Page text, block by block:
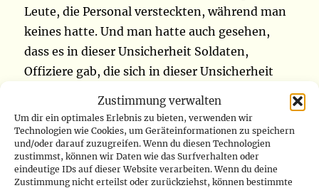
Zustimmung verwalten
Um dir ein optimales Erlebnis zu bieten, verwenden wir
Technologien wie Cookies, um Geräteinformationen zu speichern
und/oder darauf zuzugreifen. Wenn du diesen Technologien
zustimmst, können wir Daten wie das Surfverhalten oder
eindeutige IDs auf dieser Website verarbeiten. Wenn du deine
Zustimmung nicht erteilst oder zurückziehst, können bestimmte
Leute, die Personal versteckten, während man
keines hatte. Und man hatte auch gesehen,
dass es in dieser Unsicherheit Soldaten,
Offiziere gab, die sich in dieser Unsicherheit
gesagt“, behauptete der Militärgouverneur von
Ituri. Johnny Luboya zitierte das
Staatsoberhaupt, das anprangerte, dass „das
Militär an der Unsicherheit in der Provinz Ituri